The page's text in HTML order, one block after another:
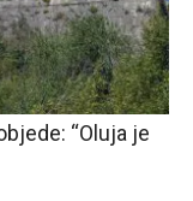
“Oluja je